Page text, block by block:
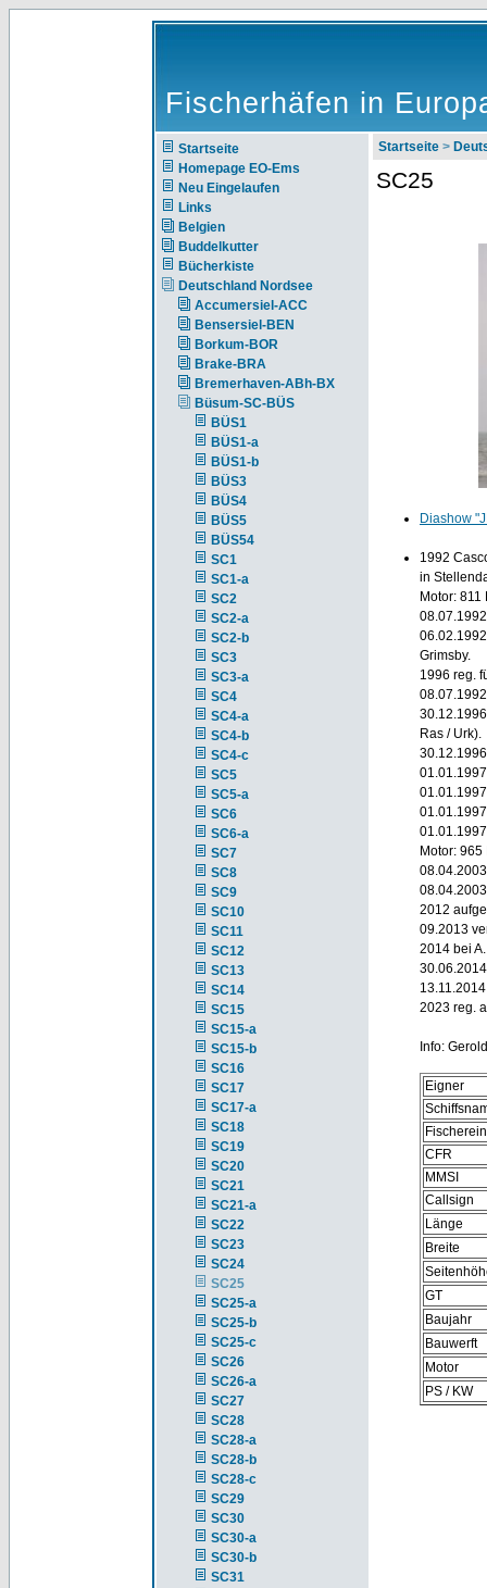
Fischerhäfen in
Startseite
Homepage EO-Ems
Neu Eingelaufen
Links
Belgien
Buddelkutter
Bücherkiste
Deutschland Nordsee
Accumersiel-ACC
Bensersiel-BEN
Borkum-BOR
Brake-BRA
Bremerhaven-ABh-BX
Büsum-SC-BÜS
BÜS1
BÜS1-a
BÜS1-b
BÜS3
BÜS4
BÜS5
BÜS54
SC1
SC1-a
SC2
SC2-a
SC2-b
SC3
SC3-a
SC4
SC4-a
SC4-b
SC4-c
SC5
SC5-a
SC6
SC6-a
SC7
SC8
SC9
SC10
SC11
SC12
SC13
SC14
SC15
SC15-a
SC15-b
SC16
SC17
SC17-a
SC18
SC19
SC20
SC21
SC21-a
SC22
SC23
SC24
SC25
SC25-a
SC25-b
SC25-c
SC26
SC26-a
SC27
SC28
SC28-a
SC28-b
SC28-c
SC29
SC30
SC30-a
SC30-b
SC31
Startseite >
SC25
Diashow
1992
in
Motor: 811
Grimsby.
1996 reg.
Ras / Urk).
Motor: 965
2012
09.2013
2014 bei
2023 reg.
Info:
Eigner
CFR
MMSI
Callsign
Länge
Breite
GT
Baujahr
Bauwerft
Motor
PS / KW